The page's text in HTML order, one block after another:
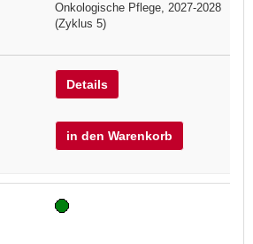
Onkologische Pflege, 2027-2028
(Zyklus 5)
Details
in den Warenkorb